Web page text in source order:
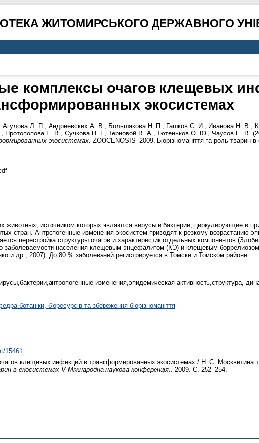
ЖИТОМИРСЬКОГО ДЕРЖАВНОГО
комплексы очагов клещевых
экосистемах
, Агулова Л. П., Андреевских А. В., Большакова Н. П., Гашков С. И., Иванова Н. В.,
, Протопопова Е. В., Сучкова Н. Г., Терновой В. А., Тютеньков О. Ю., Чаусов Е. В.
экосистемах. ZOOCENOSIS–2009. Біорізноманіття та роль тварин
животных, источником которых являются вирусы и бактерии, циркулирующие в
стран. Антропогенные изменения экосистем приводят к резкому возрастанию
перестройка структуры очагов и характеристик отдельных компонентов
заболеваемости населения клещевым энцефалитом (КЭ) и клещевым
и др., 2007). До 80 % заболеваний регистрируется в Томске и Томском районе.
изменения,эпидемическая активность,структура,
ботаніки, біоресурсів та збереження біорізноманіття
15461
клещевых инфекций в трансформированных экосистемах / Н. С. Москвитина
в екосистемах V Міжнародна наукова конференція.
. 2009. С. 252–254.